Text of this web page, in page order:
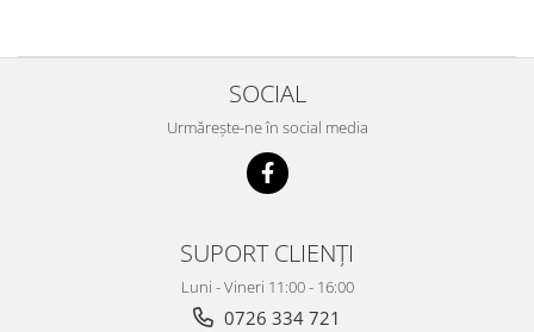
SOCIAL
Urmărește-ne în social media
SUPORT CLIENȚI
Luni - Vineri 11:00 - 16:00
0726 334 721